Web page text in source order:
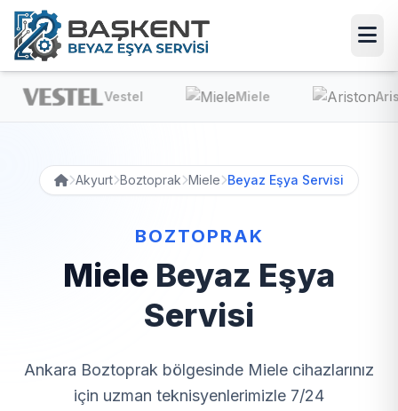
Vestel Miele Ariston
Akyurt Boztoprak Miele Beyaz Eşya Servisi
BOZTOPRAK
Miele Beyaz Eşya
Servisi
Ankara Boztoprak bölgesinde Miele cihazlarınız
için uzman teknisyenlerimizle 7/24